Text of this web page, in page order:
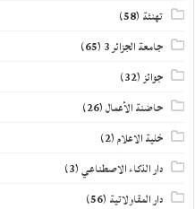
تهنئة (58)
جامعة الجزائر 3 (65)
جوائز(32)
حاضنة الأعمال(26)
خلية الاعلام(2)
دار الذكاء الاصطناعي(3)
دار المقاولاتية (56)